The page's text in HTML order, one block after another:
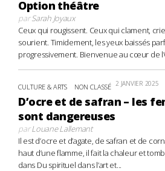
Option théâtre
parSarah Joyaux
Ceux qui rougissent. Ceux qui clament,
sourient. Timidement, les yeux baissés
progressivement. Bienvenue au cœur de
CULTURE & ARTS NON CLASSÉ 2 JANVIER 2025
D’ocre et de safran – les
sont dangereuses
parLouane Lallemant
Il est d’ocre et d’agate, de safran et de
haut d’une flamme, il fait la chaleur et
dans Du spirituel dans l’art et...